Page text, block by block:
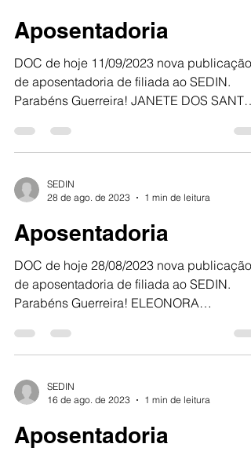
Aposentadoria
DOC de hoje 11/09/2023 nova publicação
de aposentadoria de filiada ao SEDIN.
Parabéns Guerreira! JANETE DOS
SEDIN
28 de ago. de 2023
1 min de leitura
Aposentadoria
DOC de hoje 28/08/2023 nova publicação
de aposentadoria de filiada ao SEDIN.
Parabéns Guerreira! ELEONORA
SEDIN
16 de ago. de 2023
1 min de leitura
Aposentadoria